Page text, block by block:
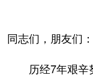
同志们，朋友们：
历经7年艰辛